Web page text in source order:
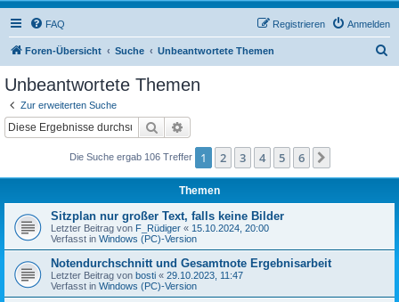
FAQ Anmelden
Registrieren
Foren-Übersicht Suche Unbeantwortete Themen
Unbeantwortete Themen
Zur erweiterten Suche
Suche
Die Suche ergab 106 Treffer 1 2 3 4 5 6
Themen
Sitzplan nur großer Text, falls keine Bilder
Letzter Beitrag von F_Rüdiger « 15.10.2024, 20:00
Verfasst in Windows (PC)-Version
Notendurchschnitt und Gesamtnote Ergebnisarbeit
Letzter Beitrag von bosti « 29.10.2023, 11:47
Verfasst in Windows (PC)-Version